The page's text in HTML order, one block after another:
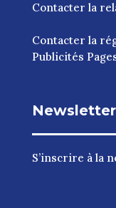
Contacter la
Contacter la
Publicités
Newsletter
S’inscrire à la